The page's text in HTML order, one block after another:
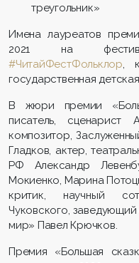
треугольник»
Имена лауреатов
2021 на
#ЧитайФестФольклор,
государственная
В жюри премии
писатель, сценарист
композитор,
Гладков, актер,
РФ Александр
Мокиенко, Марина
критик, научный
Чуковского,
мир» Павел Крючков.
Премия «Большая